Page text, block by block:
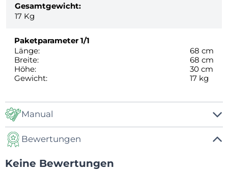
Gesamtgewicht:
17 Kg
Paketparameter1/1
Länge:
68 cm
Breite:
68 cm
Höhe:
30 cm
Gewicht:
17 kg
Manual
Manual
Bewertungen
Keine Bewertungen